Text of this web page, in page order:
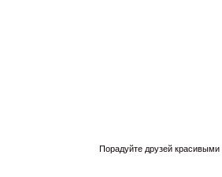
Порадуйте друзей красивыми